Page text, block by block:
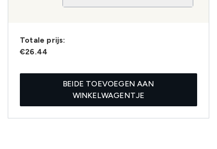
Totale prijs:
€26.44
BEIDE TOEVOEGEN AAN
WINKELWAGENTJE